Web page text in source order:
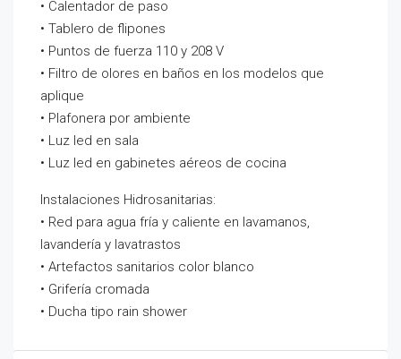
• Calentador de paso
• Tablero de flipones
• Puntos de fuerza 110 y 208 V
• Filtro de olores en baños en los modelos que
aplique
• Plafonera por ambiente
• Luz led en sala
• Luz led en gabinetes aéreos de cocina
Instalaciones Hidrosanitarias:
• Red para agua fría y caliente en lavamanos,
lavandería y lavatrastos
• Artefactos sanitarios color blanco
• Grifería cromada
• Ducha tipo rain shower